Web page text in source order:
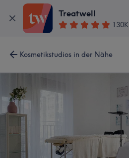
Treatwell
130K
Kosmetikstudios in der Nähe